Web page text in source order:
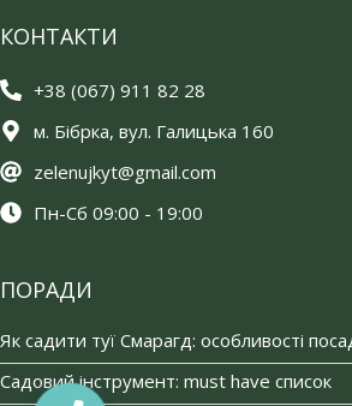
КОНТАКТИ
+38 (067) 911 82 28
м. Бібрка, вул. Галицька 160
zelenujkyt@gmail.com
Пн-Сб 09:00 - 19:00
ПОРАДИ
Як садити туї Смарагд: особливості
Садовий інструмент: must have список